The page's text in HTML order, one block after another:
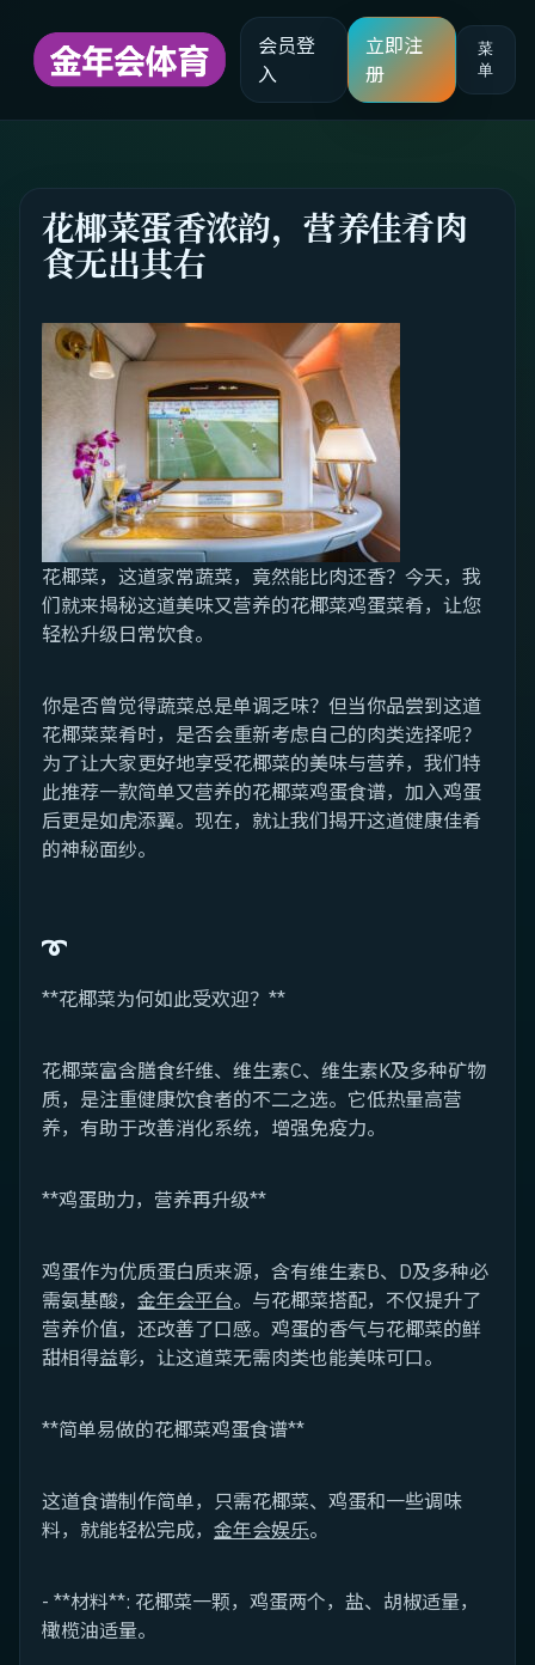
会员登
入
立即注
册
菜
单
花椰菜蛋香浓韵，营养佳肴肉
食无出其右
花椰菜，这道家常蔬菜，竟然能比肉还香？今天，我
们就来揭秘这道美味又营养的花椰菜鸡蛋菜肴，让您
轻松升级日常饮食。
你是否曾觉得蔬菜总是单调乏味？但当你品尝到这道
花椰菜菜肴时，是否会重新考虑自己的肉类选择呢？
为了让大家更好地享受花椰菜的美味与营养，我们特
此推荐一款简单又营养的花椰菜鸡蛋食谱，加入鸡蛋
后更是如虎添翼。现在，就让我们揭开这道健康佳肴
的神秘面纱。
➰
**花椰菜为何如此受欢迎？**
花椰菜富含膳食纤维、维生素C、维生素K及多种矿物
质，是注重健康饮食者的不二之选。它低热量高营
养，有助于改善消化系统，增强免疫力。
**鸡蛋助力，营养再升级**
鸡蛋作为优质蛋白质来源，含有维生素B、D及多种必
需氨基酸， 金年会平台。与花椰菜搭配，不仅提升了
营养价值，还改善了口感。鸡蛋的香气与花椰菜的鲜
甜相得益彰，让这道菜无需肉类也能美味可口。
**简单易做的花椰菜鸡蛋食谱**
这道食谱制作简单，只需花椰菜、鸡蛋和一些调味
料，就能轻松完成， 金年会娱乐。
- **材料**: 花椰菜一颗，鸡蛋两个，盐、胡椒适量，
橄榄油适量。